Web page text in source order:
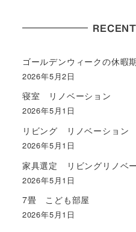
ゴールデンウィークの休暇
2026年5月2日
寝室 リノベーション
2026年5月1日
リビング リノベーション
2026年5月1日
家具選定 リビングリノベ
2026年5月1日
7畳 こども部屋
2026年5月1日